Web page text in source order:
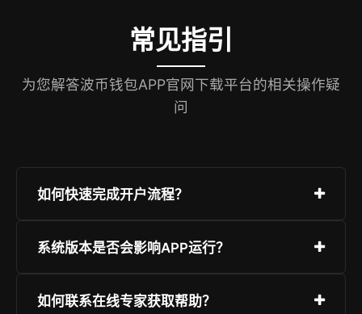
常见指引
为您解答波币钱包APP官网下载平台的相关操作疑
问
如何快速完成开户流程？
只需访问“极速注册”页面，填写基础信息并验证，
系统版本是否会影响APP运行？
波币钱包APP官网下载完美兼容目前市面上的主流
如何联系在线专家获取帮助？